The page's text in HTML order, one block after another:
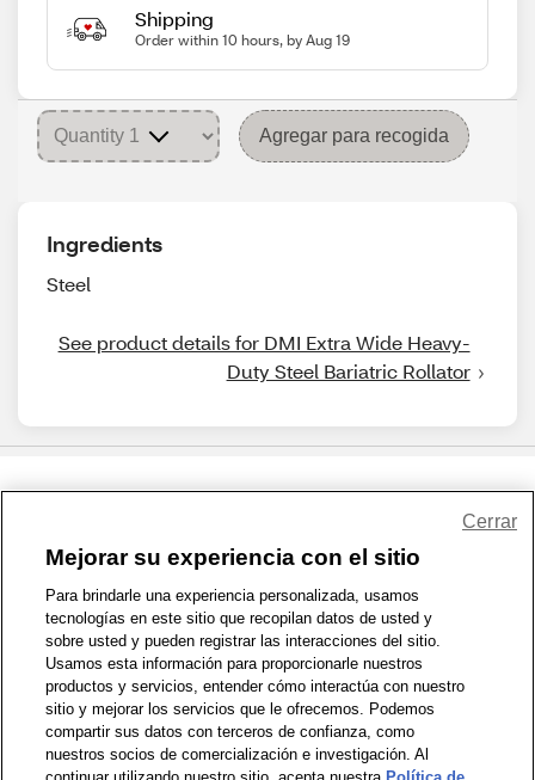
Shipping
Order within 10 hours, by Aug 19
Agregar para recogida
Ingredients
Steel
See product details for DMI Extra Wide Heavy-
Duty Steel Bariatric Rollator
1-800-679-9691 | Contáctenos | Términos de Uso | Accesibilidad
Política de Privacidad | WA Privacy Policy | Mapa del sitio
Zona de Bienestar | © 1999 - 2026 CVS.com
Mejorar su experiencia con el sitio
Para brindarle una experiencia personalizada, usamos
tecnologías en este sitio que recopilan datos de usted y
sobre usted y pueden registrar las interacciones del sitio.
Usamos esta información para proporcionarle nuestros
productos y servicios, entender cómo interactúa con nuestro
sitio y mejorar los servicios que le ofrecemos. Podemos
compartir sus datos con terceros de confianza, como
nuestros socios de comercialización e investigación. Al
Cerrar